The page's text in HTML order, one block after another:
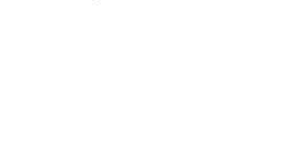
дисплеев: как это было